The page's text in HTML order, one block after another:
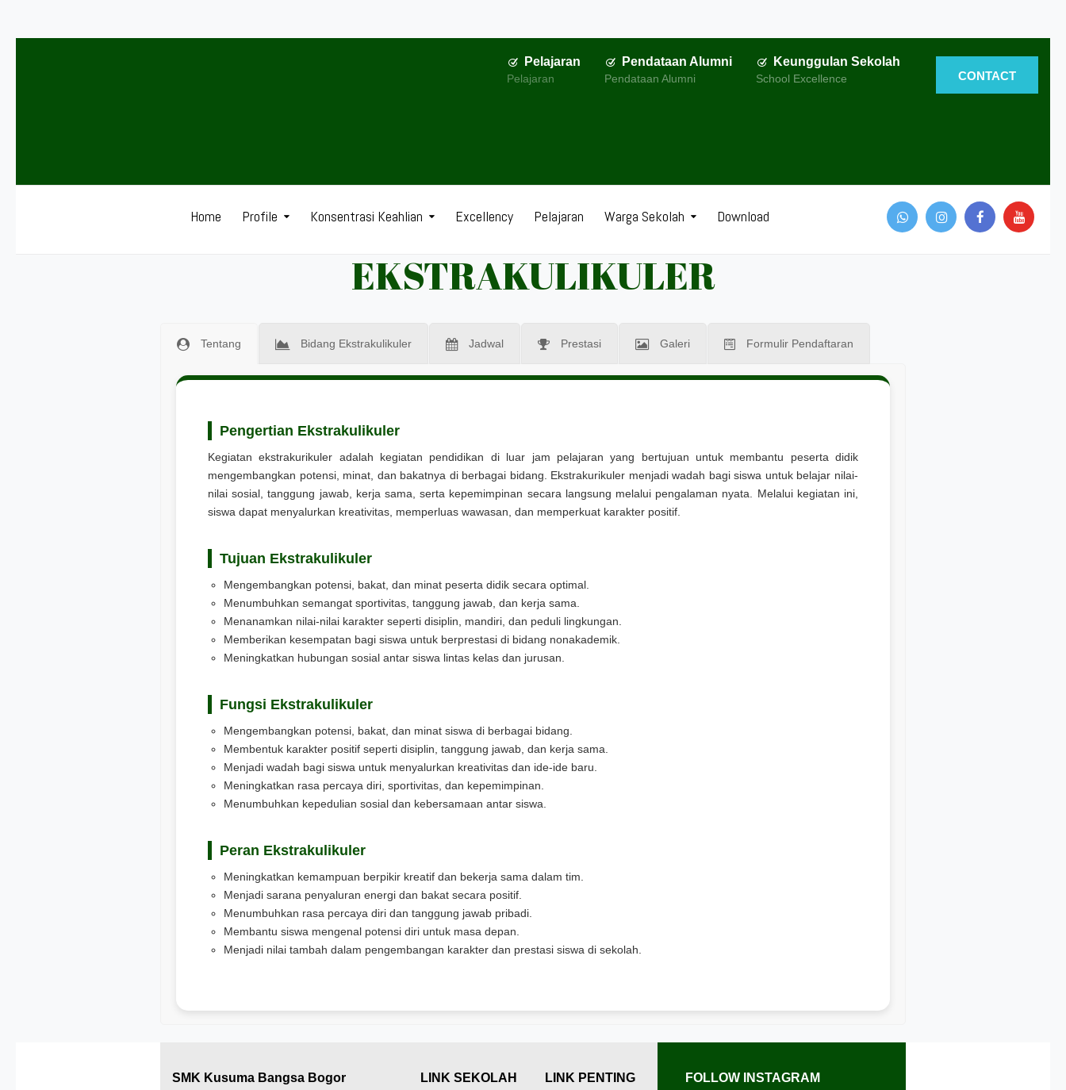
CONTACT
Keunggulan Sekolah
School Excellence
Pendataan Alumni
Pendataan Alumni
Pelajaran
Pelajaran
Home Profile Konsentrasi Keahlian Excellency Pelajaran Warga Sekolah Download
EKSTRAKULIKULER
Tentang Bidang Ekstrakulikuler Jadwal Prestasi Galeri Formulir Pendaftaran
Pengertian Ekstrakulikuler
Kegiatan ekstrakurikuler adalah kegiatan pendidikan di luar jam pelajaran yang bertujuan untuk membantu peserta didik
mengembangkan potensi, minat, dan bakatnya di berbagai bidang. Ekstrakurikuler menjadi wadah bagi siswa untuk belajar nilai-
nilai sosial, tanggung jawab, kerja sama, serta kepemimpinan secara langsung melalui pengalaman nyata. Melalui kegiatan ini,
siswa dapat menyalurkan kreativitas, memperluas wawasan, dan memperkuat karakter positif.
Tujuan Ekstrakulikuler
Mengembangkan potensi, bakat, dan minat peserta didik secara optimal.
Menumbuhkan semangat sportivitas, tanggung jawab, dan kerja sama.
Menanamkan nilai-nilai karakter seperti disiplin, mandiri, dan peduli lingkungan.
Memberikan kesempatan bagi siswa untuk berprestasi di bidang nonakademik.
Meningkatkan hubungan sosial antar siswa lintas kelas dan jurusan.
Fungsi Ekstrakulikuler
Mengembangkan potensi, bakat, dan minat siswa di berbagai bidang.
Membentuk karakter positif seperti disiplin, tanggung jawab, dan kerja sama.
Menjadi wadah bagi siswa untuk menyalurkan kreativitas dan ide-ide baru.
Meningkatkan rasa percaya diri, sportivitas, dan kepemimpinan.
Menumbuhkan kepedulian sosial dan kebersamaan antar siswa.
Peran Ekstrakulikuler
Meningkatkan kemampuan berpikir kreatif dan bekerja sama dalam tim.
Menjadi sarana penyaluran energi dan bakat secara positif.
Menumbuhkan rasa percaya diri dan tanggung jawab pribadi.
Membantu siswa mengenal potensi diri untuk masa depan.
Menjadi nilai tambah dalam pengembangan karakter dan prestasi siswa di sekolah.
SMK Kusuma Bangsa Bogor LINK SEKOLAH LINK PENTING FOLLOW INSTAGRAM